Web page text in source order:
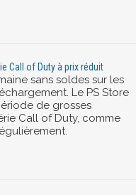
Call of Duty à prix réduit
sans soldes sur les
Le PS Store
de grosses
Call of Duty, comme